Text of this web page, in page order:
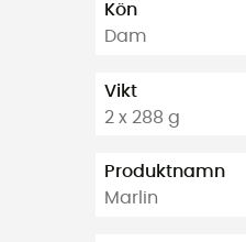
Kön
Dam
Vikt
2 x 288 g
Produktnamn
Marlin